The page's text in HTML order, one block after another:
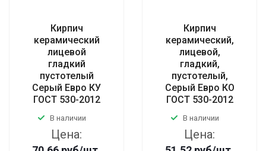
Кирпич
керамический
лицевой
гладкий
пустотелый
Серый Евро КУ
ГОСТ 530-2012
В наличии
Цена:
Кирпич
керамический,
лицевой,
гладкий,
пустотелый,
Серый Евро КО
ГОСТ 530-2012
В наличии
Цена: